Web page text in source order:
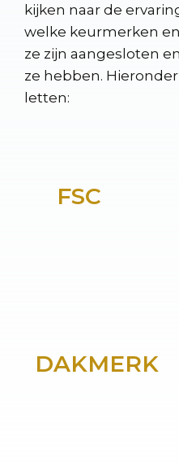
kijken naar de
welke keurmerken
ze zijn aangesloten
ze hebben.
letten:
FSC
DAKMERK